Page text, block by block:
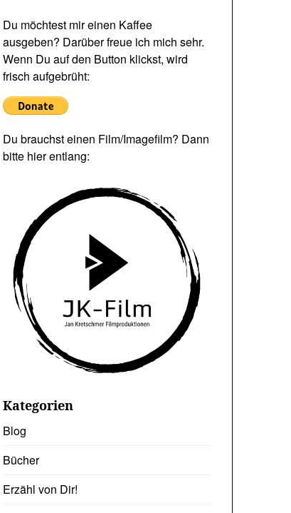
Du möchtest mir einen Kaffee
ausgeben? Darüber freue ich mich sehr.
Wenn Du auf den Button klickst, wird
frisch aufgebrüht:
Du brauchst einen Film/Imagefilm? Dann
bitte hier entlang:
Kategorien
Blog
Bücher
Erzähl von Dir!